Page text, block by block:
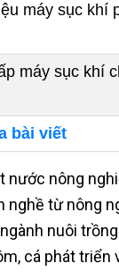
máy sục khí
máy sục khí
bài viết
nước nông
nghề từ nông
nuôi
cá phát